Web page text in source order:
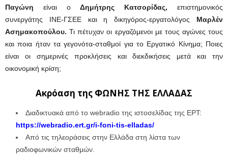
Παγώνη είναι οΔημήτρης Κατσορίδας, επιστημονικός
συνεργάτης ΙΝΕ-ΓΣΕΕ και η δικηγόρος-εργατολόγος Μαρλέν
Ασημακοπούλου. Τι πέτυχαν οι εργαζόμενοι με τους αγώνες τους
και ποια ήταν τα γεγονότα-σταθμοί για το Εργατικό Κίνημα; Ποιες
είναι οι σημερινές προκλήσεις και διεκδικήσεις μετά και την
οικονομική κρίση;
Ακρόαση της ΦΩΝΗΣ ΤΗΣ ΕΛΛΑΔΑΣ
Διαδικτυακά από το webradio της ιστοσελίδας της ΕΡΤ:
https://webradio.ert.gr/i-foni-tis-elladas/
Από τις τηλεοράσεις στην Ελλάδα στη λίστα των
ραδιοφωνικών σταθμών.